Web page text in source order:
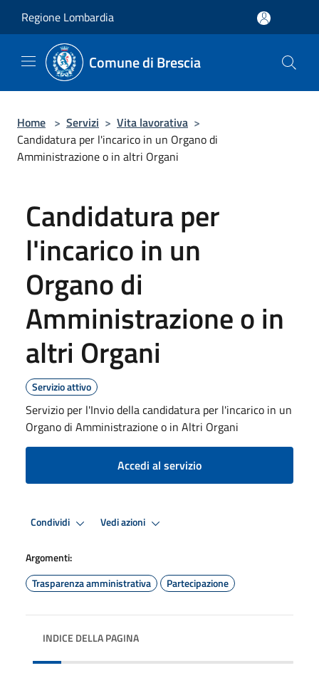
Regione Lombardia
Comune di Brescia
Home > Servizi > Vita lavorativa >
Candidatura per l'incarico in un Organo di
Amministrazione o in altri Organi
Candidatura per
l'incarico in un
Organo di
Amministrazione o in
altri Organi
Servizio attivo
Servizio per l'Invio della candidatura per l'incarico in un
Organo di Amministrazione o in Altri Organi
Accedi al servizio
Condividi Vedi azioni
Argomenti:
Trasparenza amministrativa
Partecipazione
INDICE DELLA PAGINA